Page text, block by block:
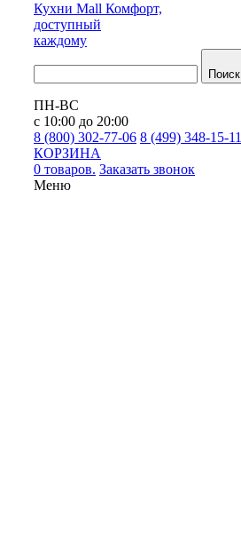
Кухни Mall Комфорт,
доступный
каждому
Поиск
ПН-ВС
с 10:00 до 20:00
8 (800) 302-77-06 8 (499) 348-15-11
КОРЗИНА
0 товаров. Заказать звонок
Меню